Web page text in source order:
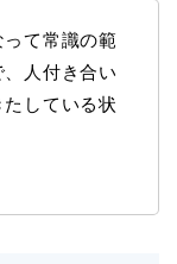
て常識の範
人付き合い
している状